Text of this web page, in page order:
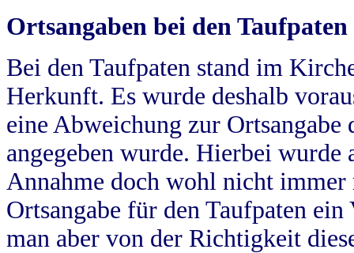
Ortsangaben bei den Taufpaten
Bei den Taufpaten stand im
Herkunft. Es wurde deshalb
eine Abweichung zur
angegeben wurde. Hierbei wurde
Annahme doch wohl nicht
Ortsangabe für den Taufpaten
man aber von der Richtigkeit